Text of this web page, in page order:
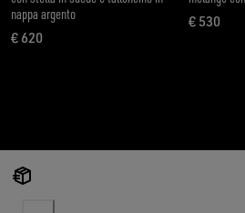
nappa argento
€ 620
prezzo attuale € 620
€ 530
prezzo